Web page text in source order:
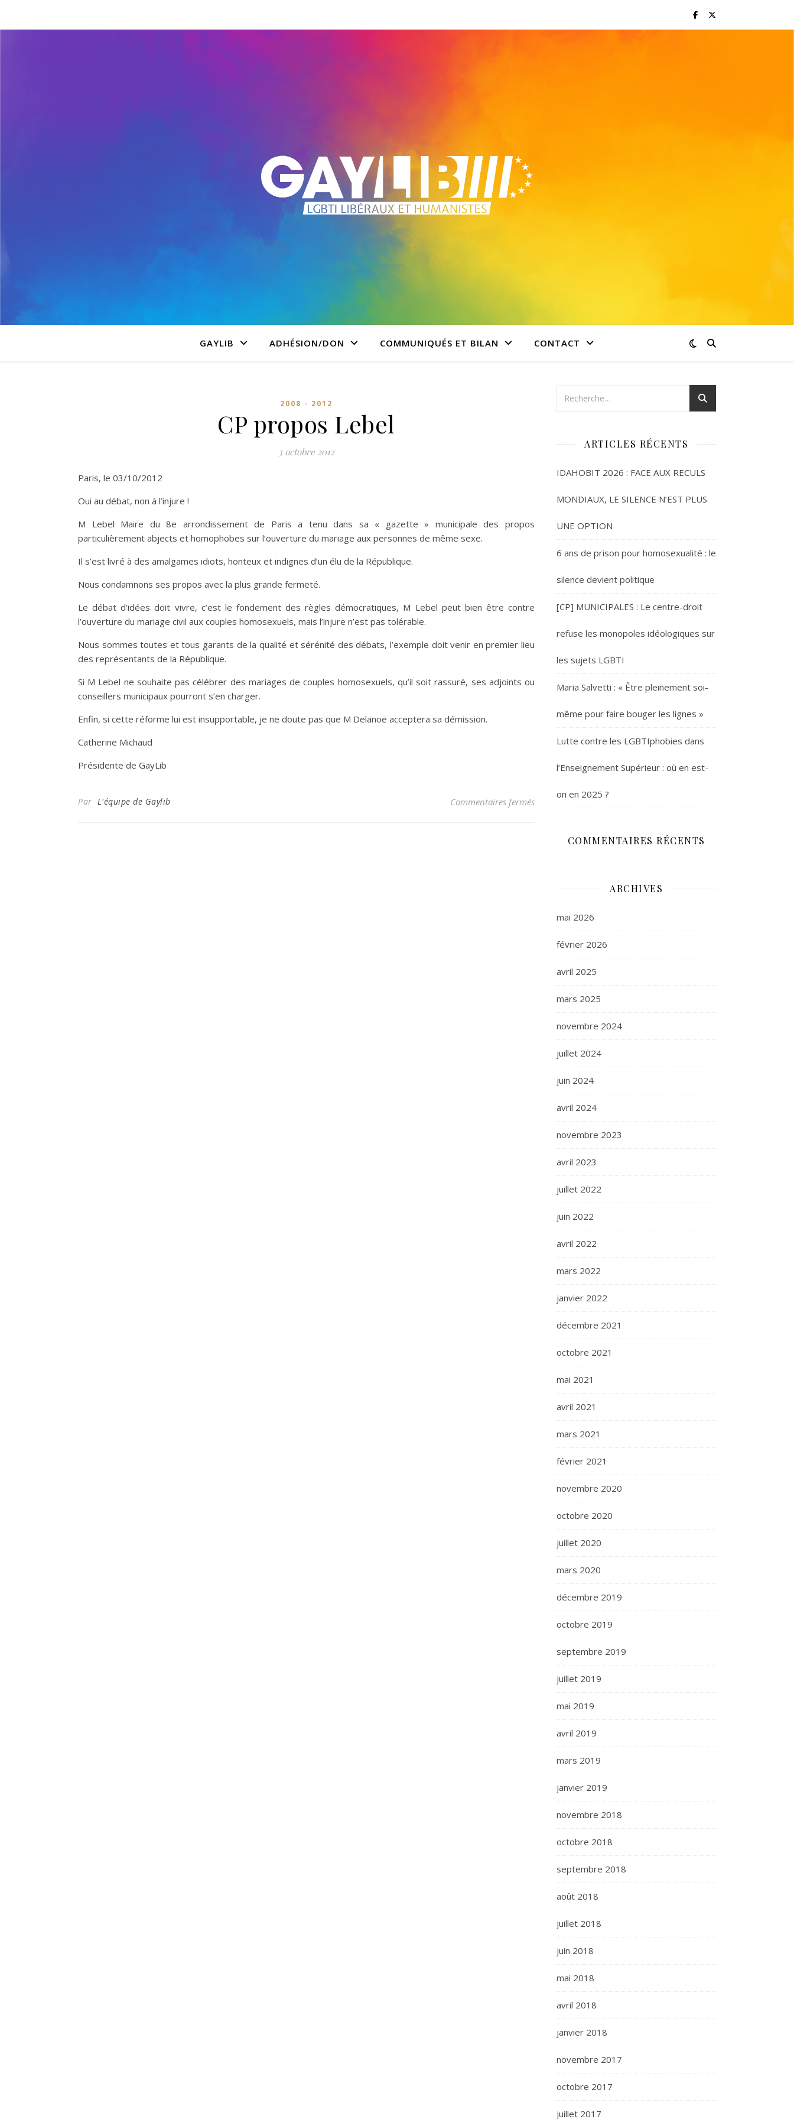
GAYLIB ADHÉSION/DON COMMUNIQUÉS ET BILAN CONTACT
2008 - 2012
CP propos Lebel
3 octobre 2012
Paris, le 03/10/2012
Oui au débat, non à l’injure !
M Lebel Maire du 8e arrondissement de Paris a tenu dans sa « gazette » municipale des propos
particulièrement abjects et homophobes sur l’ouverture du mariage aux personnes de même sexe.
Il s’est livré à des amalgames idiots, honteux et indignes d’un élu de la République.
Nous condamnons ses propos avec la plus grande fermeté.
Le débat d’idées doit vivre, c’est le fondement des règles démocratiques, M Lebel peut bien être contre
l’ouverture du mariage civil aux couples homosexuels, mais l’injure n’est pas tolérable.
Nous sommes toutes et tous garants de la qualité et sérénité des débats, l’exemple doit venir en premier lieu
des représentants de la République.
Si M Lebel ne souhaite pas célébrer des mariages de couples homosexuels, qu’il soit rassuré, ses adjoints ou
conseillers municipaux pourront s’en charger.
Enfin, si cette réforme lui est insupportable, je ne doute pas que M Delanoë acceptera sa démission.
Catherine Michaud
Présidente de GayLib
Par L'équipe de Gaylib Commentaires ferméssur CP propos Lebel
ARTICLES RÉCENTS
IDAHOBIT 2026 : FACE AUX RECULS
MONDIAUX, LE SILENCE N’EST PLUS
UNE OPTION
6 ans de prison pour homosexualité : le
silence devient politique
[CP] MUNICIPALES : Le centre-droit
refuse les monopoles idéologiques sur
les sujets LGBTI
Maria Salvetti : « Être pleinement soi-
même pour faire bouger les lignes »
Lutte contre les LGBTIphobies dans
l’Enseignement Supérieur : où en est-
on en 2025 ?
COMMENTAIRES RÉCENTS
ARCHIVES
mai 2026
février 2026
avril 2025
mars 2025
novembre 2024
juillet 2024
juin 2024
avril 2024
novembre 2023
avril 2023
juillet 2022
juin 2022
avril 2022
mars 2022
janvier 2022
décembre 2021
octobre 2021
mai 2021
avril 2021
mars 2021
février 2021
novembre 2020
octobre 2020
juillet 2020
mars 2020
décembre 2019
octobre 2019
septembre 2019
juillet 2019
mai 2019
avril 2019
mars 2019
janvier 2019
novembre 2018
octobre 2018
septembre 2018
août 2018
juillet 2018
juin 2018
mai 2018
avril 2018
janvier 2018
novembre 2017
octobre 2017
juillet 2017